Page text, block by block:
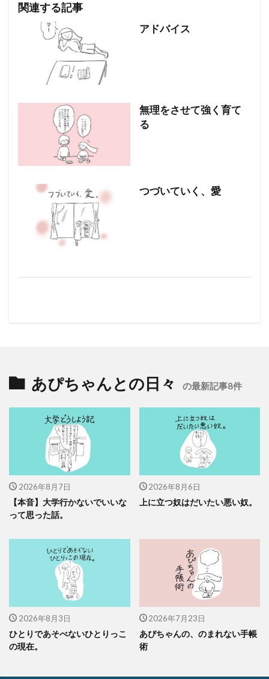
関連する記事
アドバイス
無理をさせて強く育て
る
つづいていく、愛
あぴちゃんとの日々 の最新記事8件
2026年8月7日
【本音】大学行かないでいいな
って思った話。
2026年8月6日
上に立つ奴はだいたい悪い奴。
2026年8月3日
ひとりであそべないひとりっこ
の現在。
2026年7月23日
あぴちゃんの、のまれない手帳
術